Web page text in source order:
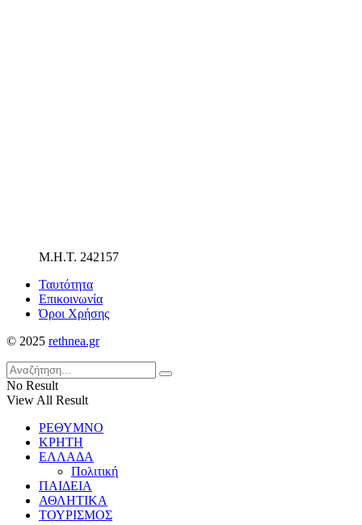
Μ.Η.Τ. 242157
Ταυτότητα
Επικοινωνία
Όροι Χρήσης
© 2025 rethnea.gr
No Result
View All Result
ΡΕΘΥΜΝΟ
ΚΡΗΤΗ
ΕΛΛΑΔΑ
Πολιτική
ΠΑΙΔΕΙΑ
ΑΘΛΗΤΙΚΑ
ΤΟΥΡΙΣΜΟΣ